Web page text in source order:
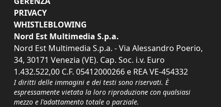
PRIVACY
WHISTLEBLOWING
Nord Est Multimedia S.p.a.
Nord Est Multimedia S.p.a. - Via Alessandro Poerio,
34, 30171 Venezia (VE). Cap. Soc. i.v. Euro
1.432.522,00 C.F. 05412000266 e REA VE-454332
I diritti delle immagini e dei testi sono riservati. È
espressamente vietata la loro riproduzione con qualsiasi
mezzo e l'adattamento totale o parziale.